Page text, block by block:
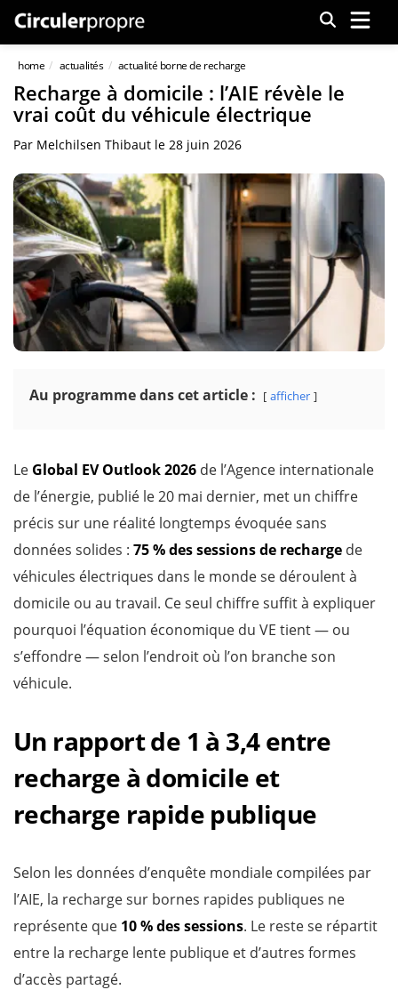
Menu
home actualités actualité borne de recharge
Recharge à domicile : l’AIE révèle le
vrai coût du véhicule électrique
Par Melchilsen Thibaut le 28 juin 2026
Au programme dans cet article : afficher
Le Global EV Outlook 2026 de l’Agence internationale
de l’énergie, publié le 20 mai dernier, met un chiffre
précis sur une réalité longtemps évoquée sans
données solides : 75 % des sessions de recharge de
véhicules électriques dans le monde se déroulent à
domicile ou au travail. Ce seul chiffre suffit à expliquer
pourquoi l’équation économique du VE tient — ou
s’effondre — selon l’endroit où l’on branche son
véhicule.
Un rapport de 1 à 3,4 entre
recharge à domicile et
recharge rapide publique
Selon les données d’enquête mondiale compilées par
l’AIE, la recharge sur bornes rapides publiques ne
représente que 10 % des sessions. Le reste se répartit
entre la recharge lente publique et d’autres formes
d’accès partagé.